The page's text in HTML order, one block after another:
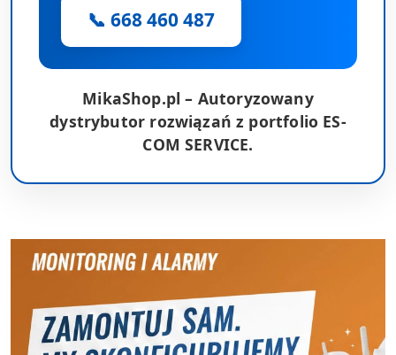
📞 668 460 487
MikaShop.pl – Autoryzowany
dystrybutor rozwiązań z portfolio ES-
COM SERVICE.